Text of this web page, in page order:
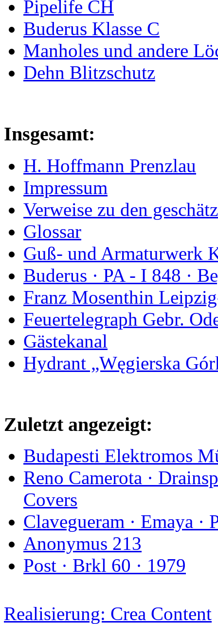
Pipelife CH
Buderus Klasse C
Manholes und andere
Dehn Blitzschutz
Insgesamt:
H. Hoffmann Prenzlau
Impressum
Verweise zu den
Glossar
Guß- und Armaturwerk
Buderus · PA - I 848 ·
Franz Mosenthin
Feuertelegraph Gebr.
Gästekanal
Hydrant „Węgierska
Zuletzt angezeigt:
Budapesti Elektromos
Reno Camerota ·
Covers
Clavegueram · Emaya ·
Anonymus 213
Post · Brkl 60 · 1979
Realisierung: Crea Content